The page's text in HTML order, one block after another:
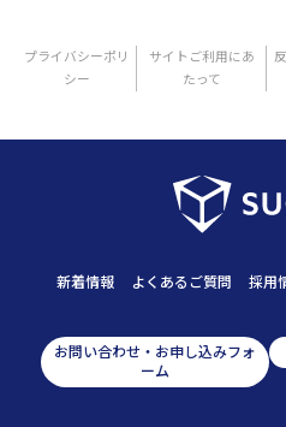
プライバシーポリ
シー
サイトご利用にあ
たって
新着情報 よくあるご質問 採用
お問い合わせ・お申し込みフォ
ーム